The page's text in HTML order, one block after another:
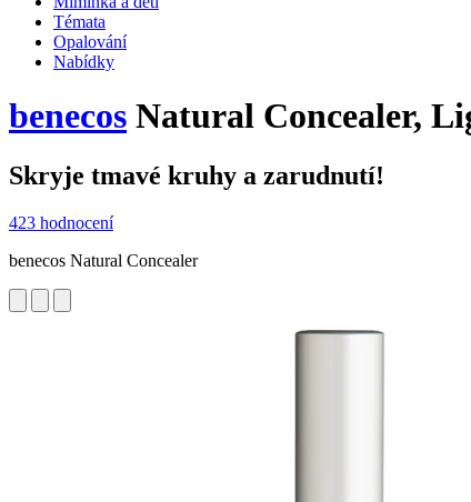
Témata
Opalování
Nabídky
benecos Natural Concealer,
Skryje tmavé kruhy a zarudnutí!
423 hodnocení
benecos Natural Concealer